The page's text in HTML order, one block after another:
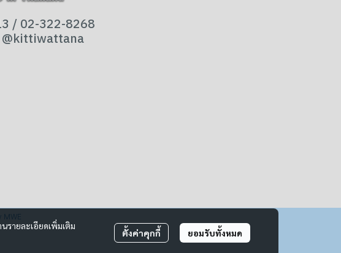
ายละเอียดเพิ่มเติม
ตั้งค่าคุกกี้ ยอมรับทั้งหมด
/ 02-322-8268